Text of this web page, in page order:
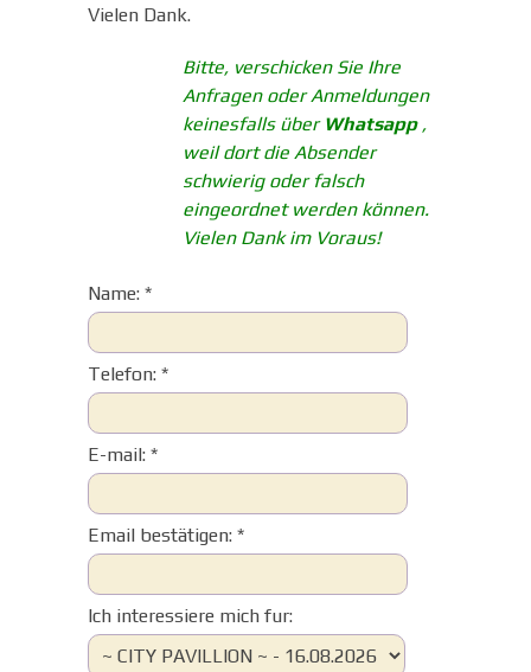
Vielen Dank.
Bitte, verschicken Sie Ihre
Anfragen oder Anmeldungen
keinesfalls über Whatsapp,
weil dort die Absender
schwierig oder falsch
eingeordnet werden können.
Vielen Dank im Voraus!
Name: *
Telefon: *
E-mail: *
Email bestätigen: *
Ich interessiere mich fur: